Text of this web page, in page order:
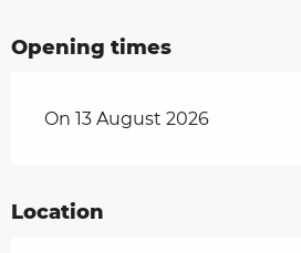
Opening times
On 13 August 2026
Location